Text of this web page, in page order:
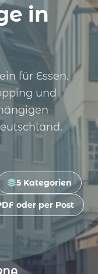
in
für Essen.
und
5 Kategorien
oder per Post